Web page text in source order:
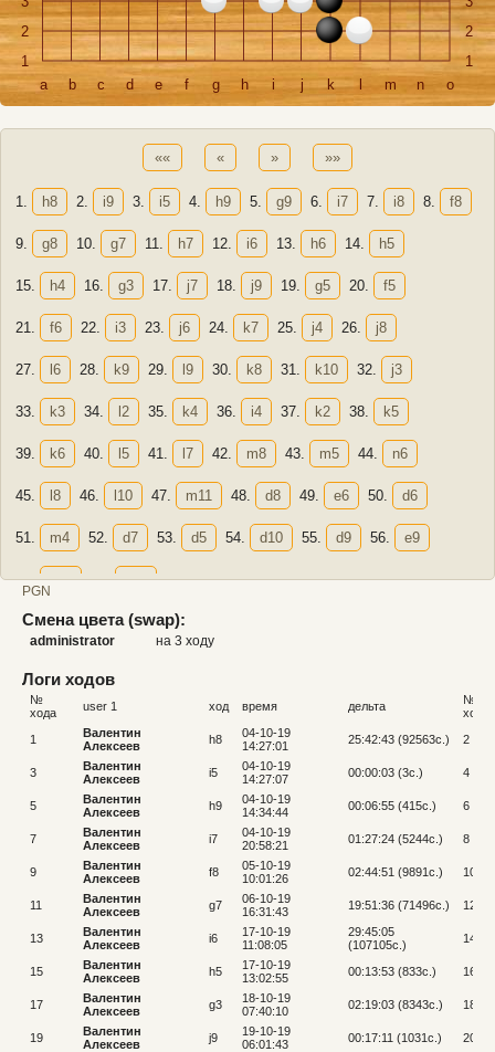
2
2
1
1
a
b c d e f g h i j k m n o
«« « » »»
1. h8 2. i9 3. i5 4. h9 5. g9 6. i7 7. i8 8. f8
9. g8 10. g7 11. h7 12. i6 13. h6 14. h5
15. h4 16. g3 17. j7 18. j9 19. g5 20. f5
21. f6 22. i3 23. j6 24. k7 25. j4 26. j8
27. l6 28. k9 29. l9 30. k8 31. k10 32. j3
33. k3 34. l2 35. k4 36. i4 37. k2 38. k5
39. k6 40. l5 41. l7 42. m8 43. m5 44. n6
45. l8 46. l10 47. m11 48. d8 49. e6 50. d6
51. m4 52. d7 53. d5 54. d10 55. d9 56. e9
57. c11 58. g11
PGN
Смена цвета (swap):
administrator на 3 ходу
Логи ходов
№
хода
user 1 ход время дельта
№
хода
1
Валентин
Алексеев
h8
04-10-19
14:27:01
25:42:43 (92563c.) 2
3
Валентин
Алексеев
i5
04-10-19
14:27:07
00:00:03 (3c.) 4
5
Валентин
Алексеев
h9
04-10-19
14:34:44
00:06:55 (415c.) 6
7
Валентин
Алексеев
i7
04-10-19
20:58:21
01:27:24 (5244c.) 8
9
Валентин
Алексеев
f8
05-10-19
10:01:26
02:44:51 (9891c.) 10
11
Валентин
Алексеев
g7
06-10-19
16:31:43
19:51:36 (71496c.) 12
13
Валентин
Алексеев
i6
17-10-19
11:08:05
29:45:05
(107105c.)
14
15
Валентин
Алексеев
h5
17-10-19
13:02:55
00:13:53 (833c.) 16
17
Валентин
Алексеев
g3
18-10-19
07:40:10
02:19:03 (8343c.) 18
19
Валентин
Алексеев
j9
19-10-19
06:01:43
00:17:11 (1031c.) 20